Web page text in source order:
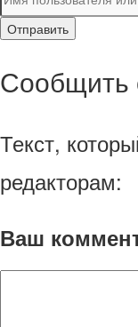
Отправить
Сообщить
Текст,
редакторам:
Ваш